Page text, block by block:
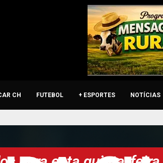
CH FUTEBOL + ESPORTES NOTÍCIAS